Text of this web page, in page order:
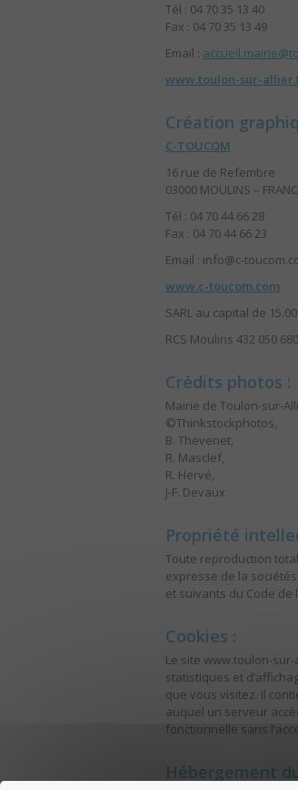
Tél : 04 70 35 13 40
Fax : 04 70 35 13 49
Email :
www.toulon-sur-
Création
C-TOUCOM
16 rue de Refembre
03000 MOULINS –
Tél : 04 70 44 66 28
Fax : 04 70 44 66 23
Email : info@c-
www.c-toucom.com
SARL au capital de
RCS Moulins 432 050
Crédits photos :
Mairie de Toulon-sur-
©Thinkstockphotos,
B. Thevenet,
R. Masclef,
R. Hervé,
J-F. Devaux
Propriété
Toute reproduction
expresse de la
et suivants du Code
Cookies :
Le site www.toulon-
statistiques et
que vous visitez. Il
auquel un serveur
fonctionnelle sans
Hébergement